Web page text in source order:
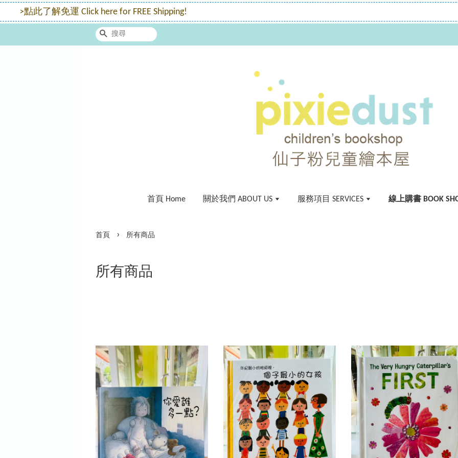
搜尋
首頁 Home 關於我們 ABOUT US 服務項目 SERVICES 線上購書 BOOK
首頁 › 所有商品
所有商品